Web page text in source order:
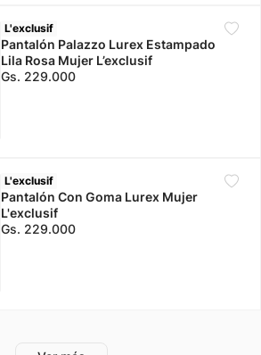
L'exclusif
Pantalón Palazzo Lurex Estampado
Lila Rosa Mujer L’exclusif
Gs. 229.000
L'exclusif
Pantalón Con Goma Lurex Mujer
L'exclusif
Gs. 229.000